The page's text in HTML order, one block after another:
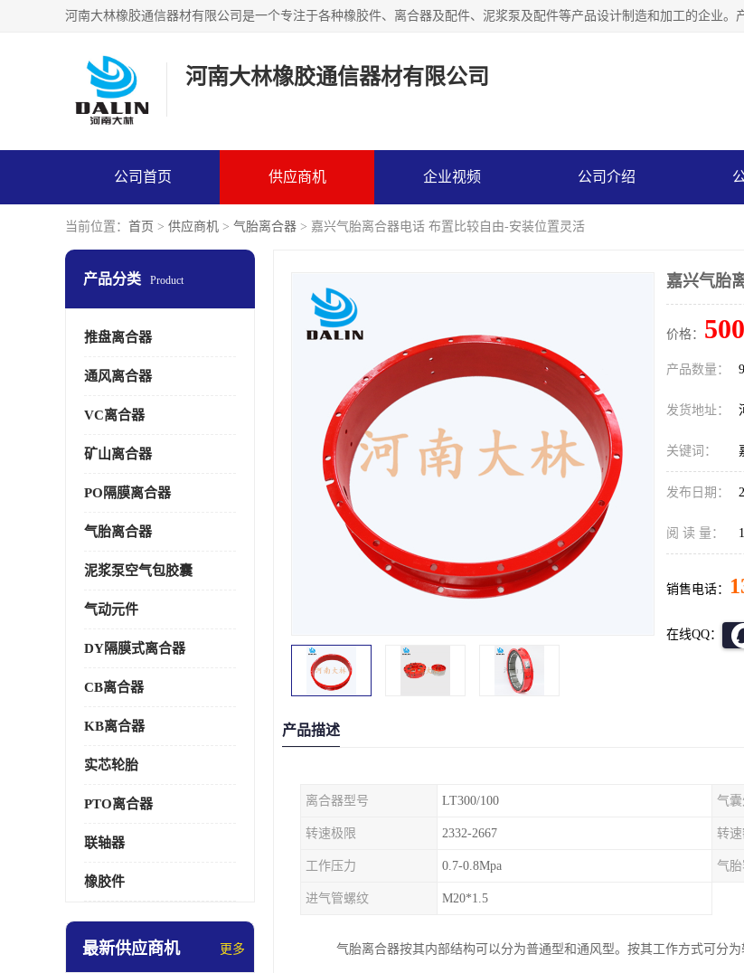
河南大林橡胶通信器材有限公司
公司首页 供应商机 企业视频 公司介绍
当前位置： 首页 > 供应商机 > 气胎离合器 > 嘉兴气胎离合器电话 布置比较自由-安装位置灵活
产品分类 Product
推盘离合器
通风离合器
VC离合器
矿山离合器
PO隔膜离合器
气胎离合器
泥浆泵空气包胶囊
气动元件
DY隔膜式离合器
CB离合器
KB离合器
实芯轮胎
PTO离合器
联轴器
橡胶件
最新供应商机 更多
嘉兴气胎
价格：
产品数量：
发货地址：
关键词：
发布日期：
阅 读 量：
销售电话：
在线QQ：
产品描述
离合器型号 LT300/100 气
转速极限 2332-2667 转
工作压力 0.7-0.8Mpa 气
进气管螺纹 M20*1.5
气胎离合器按其内部结构可以分为普通型和通风型。按其工作方式可分